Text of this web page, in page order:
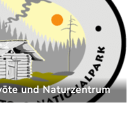
und Naturzentrum